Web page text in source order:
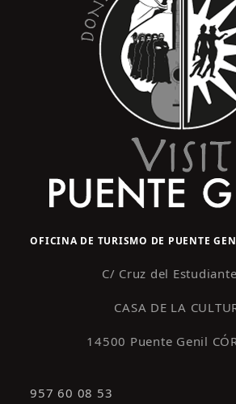
OFICINA DE TURISMO DE PUENTE
C/ Cruz del
CASA DE LA
14500 Puente Genil
957 60 08 53